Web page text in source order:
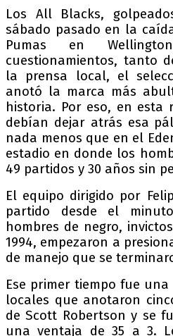
Los All Blacks,
sábado pasado en la
Pumas en
cuestionamientos, tanto
la prensa local, el
anotó la marca más
historia. Por eso, en esta
debían dejar atrás esa
nada menos que en el
estadio en donde los
49 partidos y 30 años sin
El equipo dirigido por
partido desde el
hombres de negro,
1994, empezaron a
de manejo que se
Ese primer tiempo fue
locales que anotaron
de Scott Robertson y se
una ventaja de 35 a 3.